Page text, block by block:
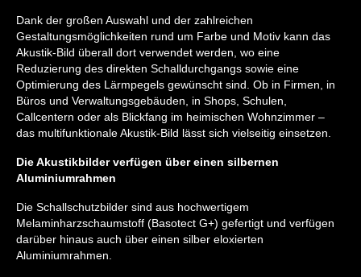
Dank der großen Auswahl und der zahlreichen
Gestaltungsmöglichkeiten rund um Farbe und Motiv kann das
Akustik-Bild überall dort verwendet werden, wo eine
Reduzierung des direkten Schalldurchgangs sowie eine
Optimierung des Lärmpegels gewünscht sind. Ob in Firmen, in
Büros und Verwaltungsgebäuden, in Shops, Schulen,
Callcentern oder als Blickfang im heimischen Wohnzimmer –
das multifunktionale Akustik-Bild lässt sich vielseitig einsetzen.
Die Akustikbilder verfügen über einen silbernen
Aluminiumrahmen
Die Schallschutzbilder sind aus hochwertigem
Melaminharzschaumstoff (Basotect G+) gefertigt und verfügen
darüber hinaus auch über einen silber eloxierten
Aluminiumrahmen.